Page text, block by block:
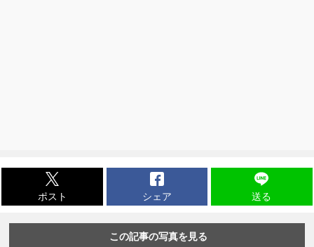
ポスト シェア 送る
この記事の写真を見る